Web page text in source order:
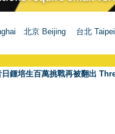
北京 Beijing 台北 Taipei
鍾培生百萬挑戰再被翻出